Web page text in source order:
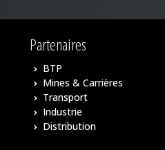
Partenaires
BTP
Mines & Carrières
Transport
Industrie
Distribution